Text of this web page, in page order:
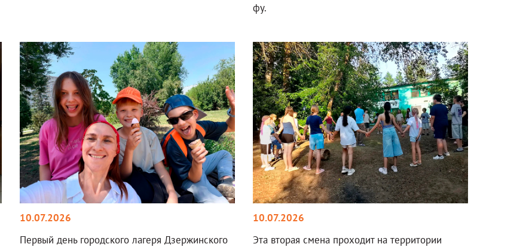
фу.
10.07.2026
Первый день городского лагеря Дзержинского
10.07.2026
Эта вторая смена проходит на территории